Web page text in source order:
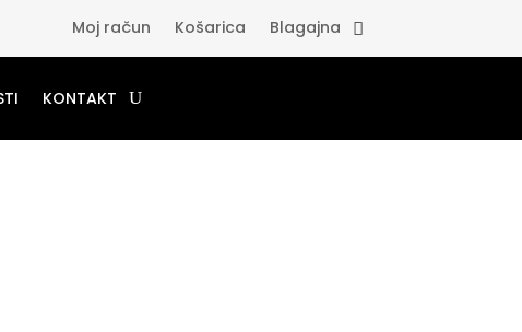
Moj račun Košarica Blagajna
KONTAKT